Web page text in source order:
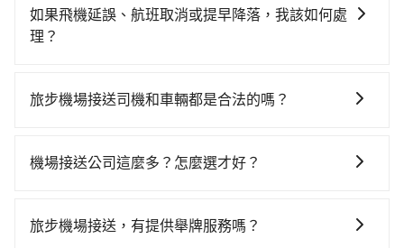
小時27分鐘，假設一人獨行，交通費總計940元。但如
果全程使用tripool並到府專車接送，則僅需花費約870
與等車上，現在還不馬上來預約tripool！
iRent只提供最基本的車型，如Toyota Yaris、Prius C、
Vios這類乘坐體驗較差的車款，如果人數超過四位，更
客遺留的垃圾或者撞凹的車門仍未被修理，每一次租車
時卻偏偏找不到停車位，對於急著用車或者要載其他乘
停靠的地點與你的上下車地點仍有段距離，在遇到下雨
們人數超過四位時，叫兩輛計程車的費用就貴了，如選
擇tripool的九人座，可用約8.5折預約一台專車服務。
舉一些常見的選擇： 1. 捷運：如果機場附近有捷運或輕
軌系統，這是一種快捷和經濟實惠的交通方式。 2. 公車/
選擇，但對於携帶大量行李或急需前往機場的乘客來
道價格，避免爭議。 4. 預約機場接送：可以提前預訂服
且下高鐵後還需轉搭其他接駁方式抵達機場，對於入、
如果飛機延誤、航班取消或提早降落，我該如何處
理？
前透過官網的線上客服告知，我方會盡力協助重新安排
tripool依舊會改派司機，但就不能保證旅客一出關即有
時間減少而提前落地，可在落地後直接與司機電話聯
旅步機場接送司機和車輛都是合法的嗎？
法的R牌租賃車和T牌多元計程車，並非市面上違法的白
機場接送公司這麼多？怎麼選才好？
明：選擇價格公開透明，無隱藏費用的公司。 2.服務範
旅步機場接送，有提供舉牌服務嗎？